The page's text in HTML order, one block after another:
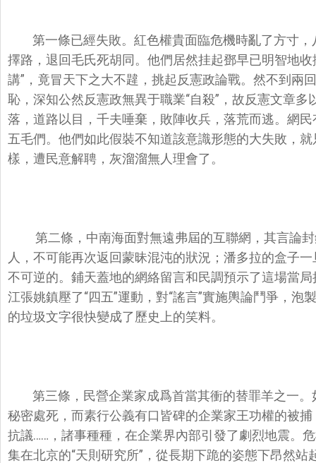
第一條已經失敗。紅色權貴面臨危機時亂了方寸
擇路，退回毛氏死胡同。他們居然挂起鄧早已明智地
講”，竟冒天下之大不韙，挑起反憲政論戰。然不到兩
恥，深知公然反憲政無異于職業“自殺”，故反憲文章
落，道路以目，千夫唾棄，敗陣收兵，落荒而逃。網
五毛們。他們如此假裝不知道該意識形態的大失敗，
樣，遭民意解聘，灰溜溜無人理會了。
第二條，中南海面對無遠弗屆的互聯網，其言論
人，不可能再次返回蒙昧混沌的狀況；潘多拉的盒子
不可逆的。鋪天蓋地的網絡留言和民調預示了這場當
江張姚鎮壓了“四五”運動，對“謠言”實施輿論鬥爭，泡
的垃圾文字很快變成了歷史上的笑料。
第三條，民營企業家成爲首當其衝的替罪羊之一
秘密處死，而素行公義有口皆碑的企業家王功權的被
抗議……，諸事種種，在企業界內部引發了劇烈地震。
集在北京的“天則研究所”，從長期下跪的姿態下昂然